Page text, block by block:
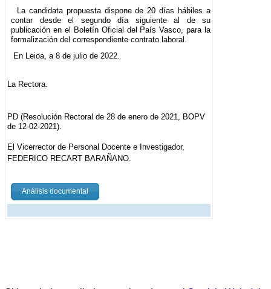
La candidata propuesta dispone de 20 días hábiles a
contar desde el segundo día siguiente al de su
publicación en el Boletín Oficial del País Vasco, para la
formalización del correspondiente contrato laboral.
En Leioa, a 8 de julio de 2022.
La Rectora.
PD (Resolución Rectoral de 28 de enero de 2021, BOPV
de 12-02-2021).
El Vicerrector de Personal Docente e Investigador,
FEDERICO RECART BARAÑANO.
Análisis documental